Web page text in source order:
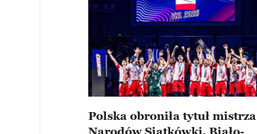
Polska obroniła tytuł
Narodów Siatkówki. Biało-